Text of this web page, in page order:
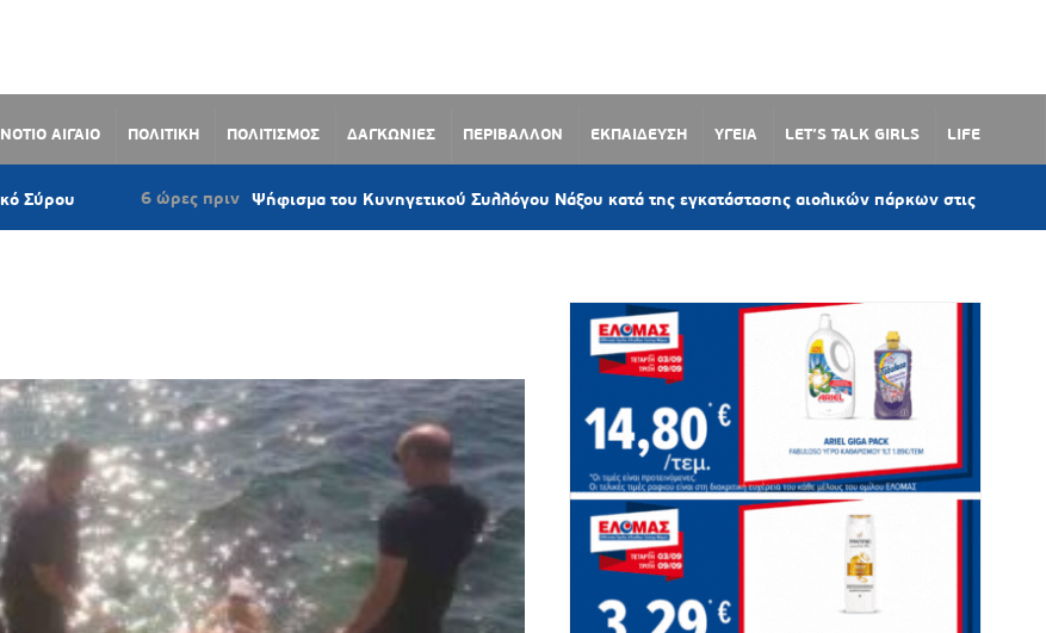
ΝΟΤΙΟ ΑΙΓΑΙΟ ΠΟΛΙΤΙΚΗ ΠΟΛΙΤΙΣΜΟΣ ΔΑΓΚΩΝΙΕΣ ΠΕΡΙΒΑΛΛΟΝ ΕΚΠΑΙΔΕΥΣΗ ΥΓΕΙΑ LET’S TALK GIRLS LIFE
6 ώρες πριν Ψήφισμα του Κυνηγετικού Συλλόγου Νάξου κατά της εγκατάστασης αιολικών πάρκων στις Κυκλάδες